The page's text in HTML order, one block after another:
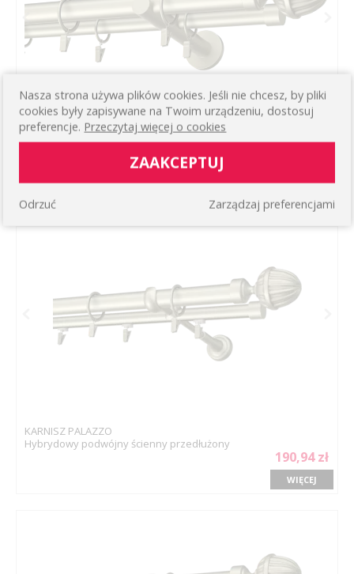
KARNISZE METALOWE PODWÓJNE Ø25/19MM
PALAZZO
Prosty podwójny ścienny
KARNISZ PALAZZO
Hybrydowy podwójny ścienny przedłużony
190,94 zł
WIĘCEJ
Nasza strona używa plików cookies. Jeśli nie chcesz, by pliki
cookies były zapisywane na Twoim urządzeniu, dostosuj
preferencje. Przeczytaj więcej o cookies
ZAAKCEPTUJ
Zarządzaj preferencjami
Odrzuć